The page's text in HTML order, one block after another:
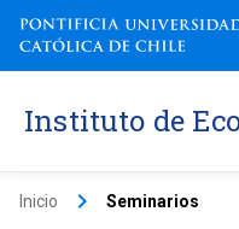
Instituto de
Inicio keyboard_arrow_right Seminarios